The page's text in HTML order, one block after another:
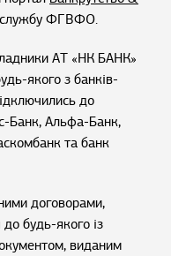
службу ФГВФО.
АТ «НК БАНК»
якого з банків-
до
Банк, Альфа-Банк,
та банк
договорами,
будь-якого із
виданим